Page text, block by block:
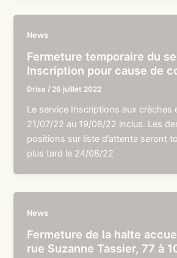
News
Fermeture temporaire du
Inscription pour cause de
Driss / 26 juillet 2022
Le service Inscriptions aux crèches
21/07/22 au 19/08/22 inclus. Les
positions sur liste d’attente seront
plus tard le 24/08/22
News
Fermeture de la halte
rue Suzanne Tassier, 77 à